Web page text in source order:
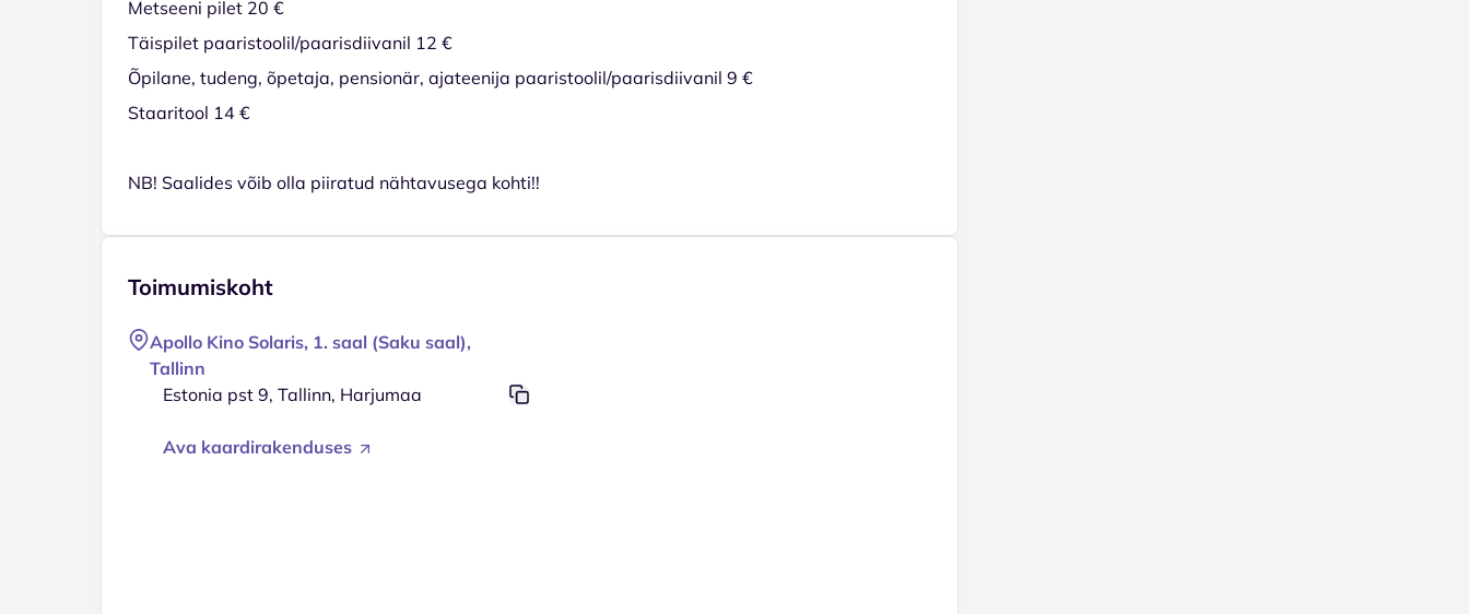
Metseeni pilet 20 €
Täispilet paaristoolil/paarisdiivanil 12 €
Õpilane, tudeng, õpetaja, pensionär, ajateenija paaristoolil/paarisdiivanil 9 €
Staaritool 14 €
NB! Saalides võib olla piiratud nähtavusega kohti!!
Toimumiskoht
Apollo Kino Solaris, 1. saal (Saku saal),
Tallinn
Estonia pst 9, Tallinn, Harjumaa
Ava kaardirakenduses